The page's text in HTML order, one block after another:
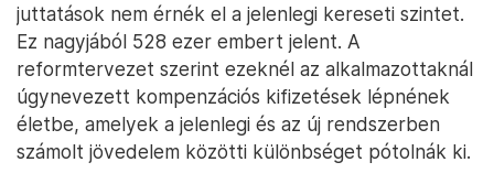
juttatások nem érnék el a jelenlegi kereseti szintet.
Ez nagyjából 528 ezer embert jelent. A
reformtervezet szerint ezeknél az alkalmazottaknál
úgynevezett kompenzációs kifizetések lépnének
életbe, amelyek a jelenlegi és az új rendszerben
számolt jövedelem közötti különbséget pótolnák ki.